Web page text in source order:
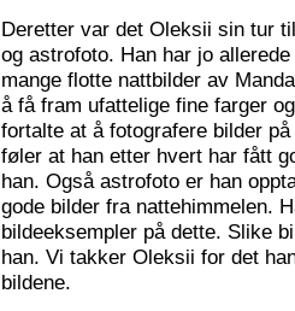
Deretter var det Oleksii sin tur
og astrofoto. Han har jo
mange flotte nattbilder av
å få fram ufattelige fine farger
fortalte at å fotografere bilder
føler at han etter hvert har fått
han. Også astrofoto er han
gode bilder fra nattehimmelen.
bildeeksempler på dette. Slike
han. Vi takker Oleksii for det
bildene.